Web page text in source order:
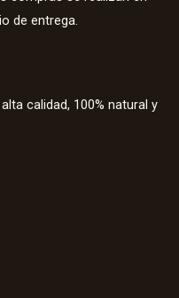
de entrega.
calidad, 100% natural y